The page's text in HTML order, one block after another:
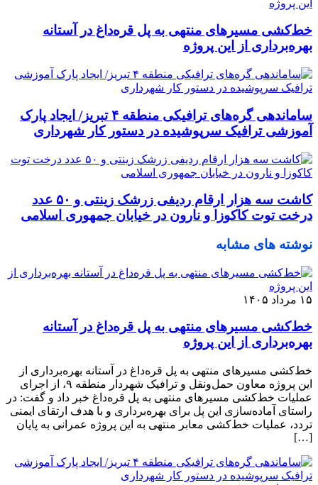
خط‌کشی مسیرهای منتهی به پل قره‌داغ در آستانه
بهره‌برداری از این پروژه
ساماندهی گره‌های ترافیکی منطقه ۴ تبریز/ ایجاد پارک
آموزشی ترافیک سرپوشیده در دستور کار شهرداری
کاشت سه هزار ارقام ردیفی زرشک زینتی و ۵۰ عدد
درخت توت کاکوزا و نارون در خیابان جمهوری اسلامی
نوشته های مشابه
۱۵ مرداد ۱۴۰۵
خط‌کشی مسیرهای منتهی به پل قره‌داغ در آستانه
بهره‌برداری از این پروژه
خط‌کشی مسیرهای منتهی به پل قره‌داغ در آستانه بهره‌برداری از
این پروژه معاون حمل‌ونقل و ترافیک شهردار منطقه ۹، از اجرای
عملیات خط‌کشی مسیرهای منتهی به پل قره‌داغ خبر داد و گفت: در
راستای آماده‌سازی این پل برای بهره‌برداری و با هدف ارتقای ایمنی
تردد، عملیات خط‌کشی معابر منتهی به این پروژه عمرانی به پایان
[…]